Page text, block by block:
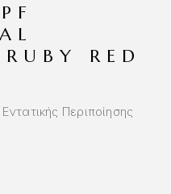
RED
Περιποίησης